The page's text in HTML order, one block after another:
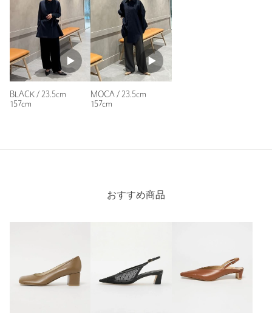
BLACK / 23.5cm
157cm
MOCA / 23.5cm
157cm
おすすめ商品